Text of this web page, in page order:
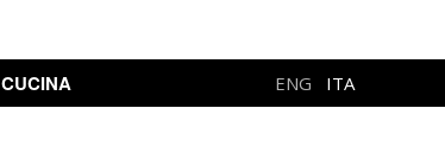
CUCINA ENG ITA